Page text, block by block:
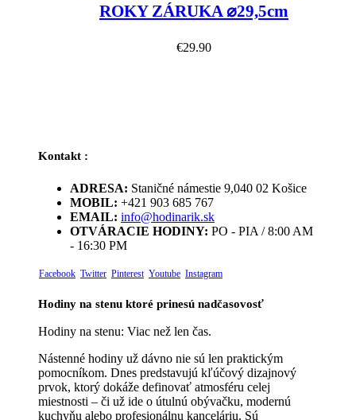
ROKY ZÁRUKA ⌀29,5cm
€29.90
Kontakt :
ADRESA: Staničné námestie 9,040 02 Košice
MOBIL: +421 903 685 767
EMAIL: info@hodinarik.sk
OTVÁRACIE HODINY: PO - PIA / 8:00 AM
- 16:30 PM
Facebook Twitter Pinterest Youtube Instagram
Hodiny na stenu ktoré prinesú nadčasovosť
Hodiny na stenu: Viac než len čas.
Nástenné hodiny už dávno nie sú len praktickým
pomocníkom. Dnes predstavujú kľúčový dizajnový
prvok, ktorý dokáže definovať atmosféru celej
miestnosti – či už ide o útulnú obývačku, modernú
kuchyňu alebo profesionálnu kanceláriu. Sú